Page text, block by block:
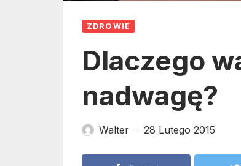
ZDROWIE
Dlaczego
nadwagę?
Walter — 28 Lutego 2015